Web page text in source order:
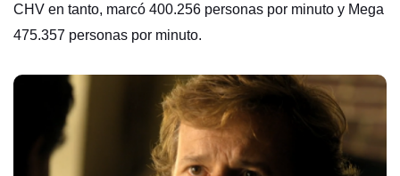
CHV en tanto, marcó 400.256 personas por minuto y Mega
475.357 personas por minuto.